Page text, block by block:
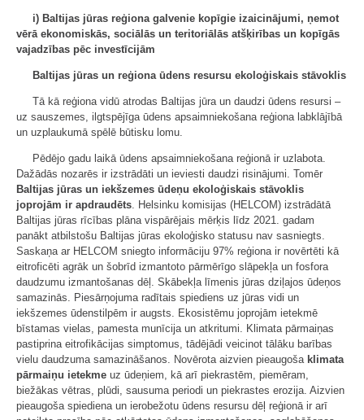
i) Baltijas jūras reģiona galvenie kopīgie izaicinājumi, ņemot
vērā ekonomiskās, sociālās un teritoriālās atšķirības un kopīgās
vajadzības pēc investīcijām
Baltijas jūras un reģiona ūdens resursu ekoloģiskais stāvoklis
Tā kā reģiona vidū atrodas Baltijas jūra un daudzi ūdens resursi –
uz sauszemes, ilgtspējīga ūdens apsaimniekošana reģiona labklājībā
un uzplaukumā spēlē būtisku lomu.
Pēdējo gadu laikā ūdens apsaimniekošana reģionā ir uzlabota.
Dažādās nozarēs ir izstrādāti un ieviesti daudzi risinājumi. Tomēr
Baltijas jūras un iekšzemes ūdeņu ekoloģiskais stāvoklis
joprojām ir apdraudēts. Helsinku komisijas (HELCOM) izstrādātā
Baltijas jūras rīcības plāna vispārējais mērķis līdz 2021. gadam
panākt atbilstošu Baltijas jūras ekoloģisko statusu nav sasniegts.
Saskaņa ar HELCOM sniegto informāciju 97% reģiona ir novērtēti kā
eitroficēti agrāk un šobrīd izmantoto pārmērīgo slāpekļa un fosfora
daudzumu izmantošanas dēļ. Skābekļa līmenis jūras dziļajos ūdeņos
samazinās. Piesārņojuma radītais spiediens uz jūras vidi un
iekšzemes ūdenstilpēm ir augsts. Ekosistēmu joprojām ietekmē
bīstamas vielas, pamesta munīcija un atkritumi. Klimata pārmaiņas
pastiprina eitrofikācijas simptomus, tādējādi veicinot tālāku barības
vielu daudzuma samazināšanos. Novērota aizvien pieaugoša klimata
pārmaiņu ietekme uz ūdeņiem, kā arī piekrastēm, piemēram,
biežākas vētras, plūdi, sausuma periodi un piekrastes erozija. Aizvien
pieaugoša spiediena un ierobežotu ūdens resursu dēļ reģionā ir arī